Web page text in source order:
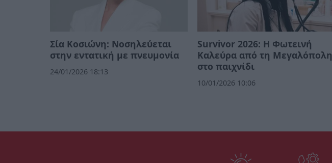
Σία Κοσιώνη: Νοσηλεύεται
στην εντατική με πνευμονία
24/01/2026 18:13
Survivor 2026: Η Φωτεινή
Καλεύρα από τη Μεγαλόπολη
στο παιχνίδι
10/01/2026 10:06